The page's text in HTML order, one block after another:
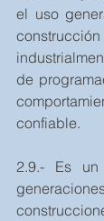
el uso
de
confiable.
2.9.- Es